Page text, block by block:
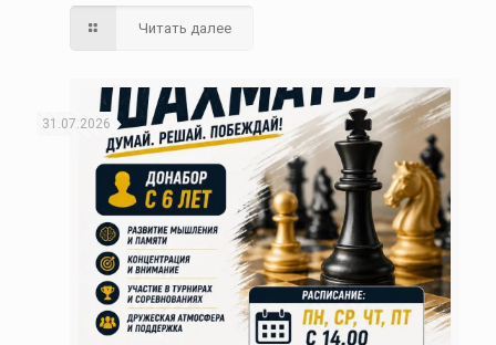
Читать далее
31.07.2026